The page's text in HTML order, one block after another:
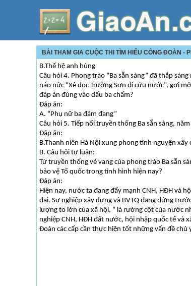
BÀI THAM GIA CUỘC THI TÌM HIỂU CÔNG ĐOÀN -
B.Thế hệ anh hùng
Câu hỏi 4. Phong trào “Ba sẵn sàng” đã thắp
náo nức “Xẻ dọc Trường Sơn đi cứu nước”, gợi
đáp án đúng vào dấu ba chấm?
Đáp án:
A. “Phụ nữ ba đảm đang”
Câu hỏi 5. Tiếp nối truyền thống Ba sẵn sàng,
Đáp án:
B.Thanh niên Hà Nội xung phong tình nguyện
B. Câu hỏi tự luận:
Từ truyền thống vẻ vang của phong trào Ba sẵn
bảo vệ Tổ quốc trong tình hình hiện nay?
Đáp án:
Hiện nay, nước ta đang đẩy mạnh CNH, HĐH và
đại. Sự nghiệp xây dựng và BVTQ đang đứng
lượng to lớn của xã hội, “ là rường cột của nước
nghiệp CNH, HĐH đất nước, hội nhập quốc tế và
Đoàn các cấp cần thực hiện tốt những vấn đề chủ